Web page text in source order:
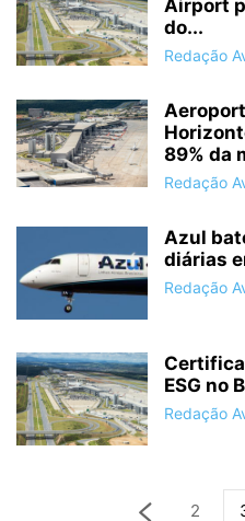
Airport
do...
Redação
89% da
Redação
Azul
diárias
Redação
ESG no
Redação
2